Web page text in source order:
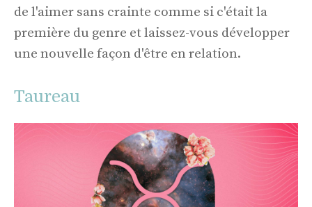
de l'aimer sans crainte comme si c'était la
première du genre et laissez-vous développer
une nouvelle façon d'être en relation.
Taureau